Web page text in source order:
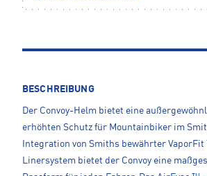
BESCHREIBUNG
Der Convoy-Helm bietet eine
erhöhten Schutz für Mountainbiker im
Integration von Smiths bewährter
Linersystem bietet der Convoy eine